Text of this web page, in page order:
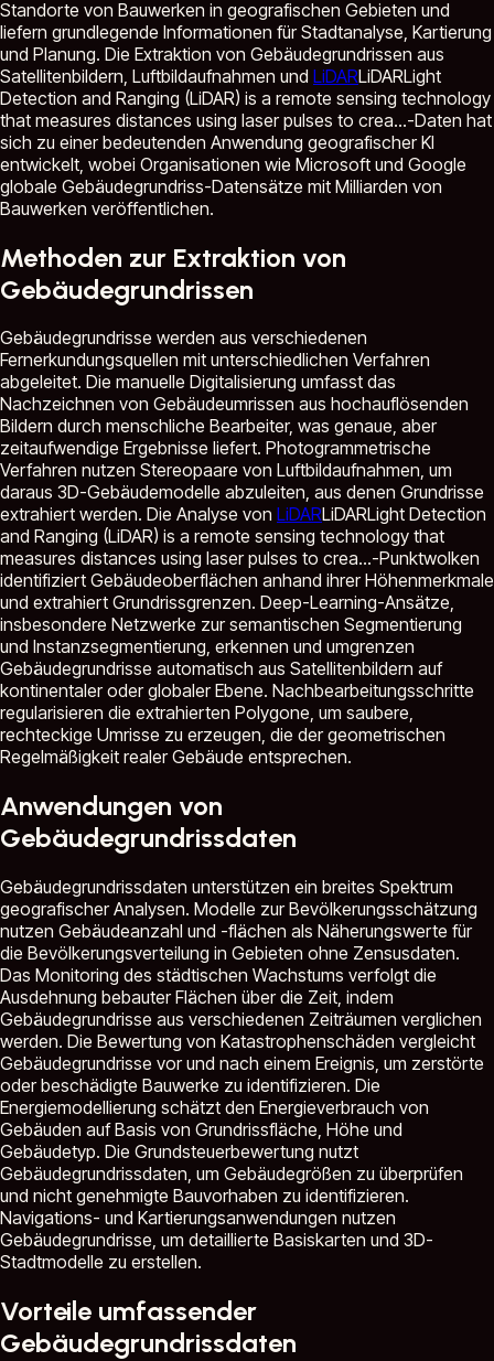
Standorte von Bauwerken in geografischen Gebieten und
liefern grundlegende Informationen für Stadtanalyse, Kartierung
und Planung. Die Extraktion von Gebäudegrundrissen aus
Satellitenbildern, Luftbildaufnahmen und LiDARLiDARLight
Detection and Ranging (LiDAR) is a remote sensing technology
that measures distances using laser pulses to crea...-Daten hat
sich zu einer bedeutenden Anwendung geografischer KI
entwickelt, wobei Organisationen wie Microsoft und Google
globale Gebäudegrundriss-Datensätze mit Milliarden von
Bauwerken veröffentlichen.
Methoden zur Extraktion von
Gebäudegrundrissen
Gebäudegrundrisse werden aus verschiedenen
Fernerkundungsquellen mit unterschiedlichen Verfahren
abgeleitet. Die manuelle Digitalisierung umfasst das
Nachzeichnen von Gebäudeumrissen aus hochauflösenden
Bildern durch menschliche Bearbeiter, was genaue, aber
zeitaufwendige Ergebnisse liefert. Photogrammetrische
Verfahren nutzen Stereopaare von Luftbildaufnahmen, um
daraus 3D-Gebäudemodelle abzuleiten, aus denen Grundrisse
extrahiert werden. Die Analyse von LiDARLiDARLight Detection
and Ranging (LiDAR) is a remote sensing technology that
measures distances using laser pulses to crea...-Punktwolken
identifiziert Gebäudeoberflächen anhand ihrer Höhenmerkmale
und extrahiert Grundrissgrenzen. Deep-Learning-Ansätze,
insbesondere Netzwerke zur semantischen Segmentierung
und Instanzsegmentierung, erkennen und umgrenzen
Gebäudegrundrisse automatisch aus Satellitenbildern auf
kontinentaler oder globaler Ebene. Nachbearbeitungsschritte
regularisieren die extrahierten Polygone, um saubere,
rechteckige Umrisse zu erzeugen, die der geometrischen
Regelmäßigkeit realer Gebäude entsprechen.
Anwendungen von
Gebäudegrundrissdaten
Gebäudegrundrissdaten unterstützen ein breites Spektrum
geografischer Analysen. Modelle zur Bevölkerungsschätzung
nutzen Gebäudeanzahl und -flächen als Näherungswerte für
die Bevölkerungsverteilung in Gebieten ohne Zensusdaten.
Das Monitoring des städtischen Wachstums verfolgt die
Ausdehnung bebauter Flächen über die Zeit, indem
Gebäudegrundrisse aus verschiedenen Zeiträumen verglichen
werden. Die Bewertung von Katastrophenschäden vergleicht
Gebäudegrundrisse vor und nach einem Ereignis, um zerstörte
oder beschädigte Bauwerke zu identifizieren. Die
Energiemodellierung schätzt den Energieverbrauch von
Gebäuden auf Basis von Grundrissfläche, Höhe und
Gebäudetyp. Die Grundsteuerbewertung nutzt
Gebäudegrundrissdaten, um Gebäudegrößen zu überprüfen
und nicht genehmigte Bauvorhaben zu identifizieren.
Navigations- und Kartierungsanwendungen nutzen
Gebäudegrundrisse, um detaillierte Basiskarten und 3D-
Stadtmodelle zu erstellen.
Vorteile umfassender
Gebäudegrundrissdaten